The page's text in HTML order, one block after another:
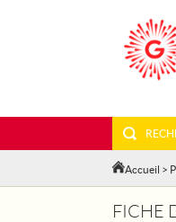
Accueil >
FICHE